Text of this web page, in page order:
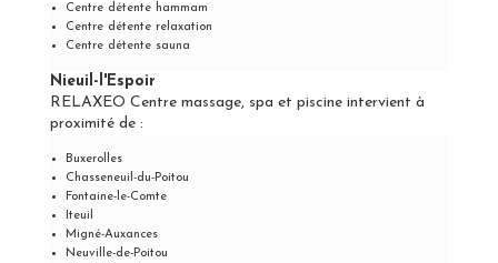
Centre détente hammam
Centre détente relaxation
Centre détente sauna
Nieuil-l'Espoir
RELAXEO Centre massage, spa et piscine intervient à
proximité de :
Buxerolles
Chasseneuil-du-Poitou
Fontaine-le-Comte
Iteuil
Migné-Auxances
Neuville-de-Poitou